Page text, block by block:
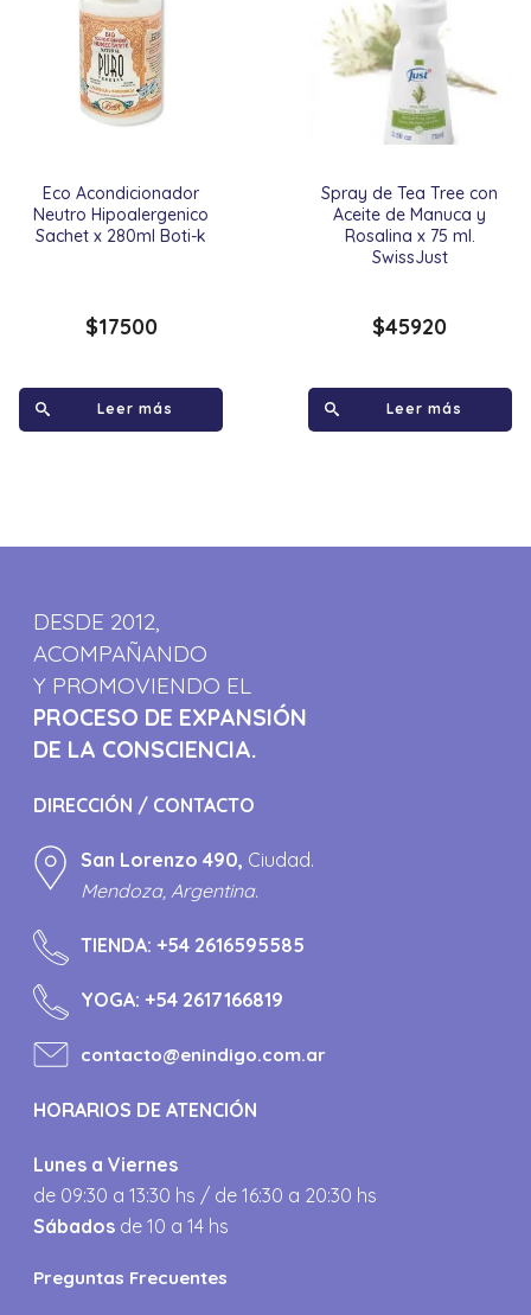
Eco Acondicionador
Neutro Hipoalergenico
Sachet x 280ml Boti-k
$17500
Leer más
Spray de Tea Tree con
Aceite de Manuca y
Rosalina x 75 ml.
SwissJust
$45920
Leer más
DESDE 2012,
ACOMPAÑANDO
Y PROMOVIENDO EL
PROCESO DE EXPANSIÓN
DE LA CONSCIENCIA.
DIRECCIÓN / CONTACTO
San Lorenzo 490, Ciudad.
Mendoza, Argentina.
TIENDA:+54 2616595585
YOGA:+54 2617166819
contacto@enindigo.com.ar
HORARIOS DE ATENCIÓN
Lunes a Viernes
de 09:30 a 13:30 hs / de 16:30 a 20:30 hs
Sábados de 10 a 14 hs
Preguntas Frecuentes